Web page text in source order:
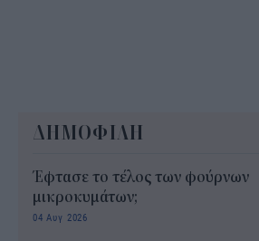
ΔΗΜΟΦΙΛΗ
Έφτασε το τέλος των φούρνων
μικροκυμάτων;
04 Αυγ 2026